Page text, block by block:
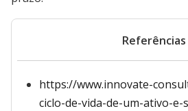
Referências
https://www.innovate-
ciclo-de-vida-de-um-ativo-e-